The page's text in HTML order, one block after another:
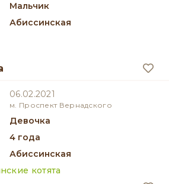
мальчик
Абиссинская
06.02.2021
м. Проспект Вернадского
девочка
4 года
Абиссинская
котята